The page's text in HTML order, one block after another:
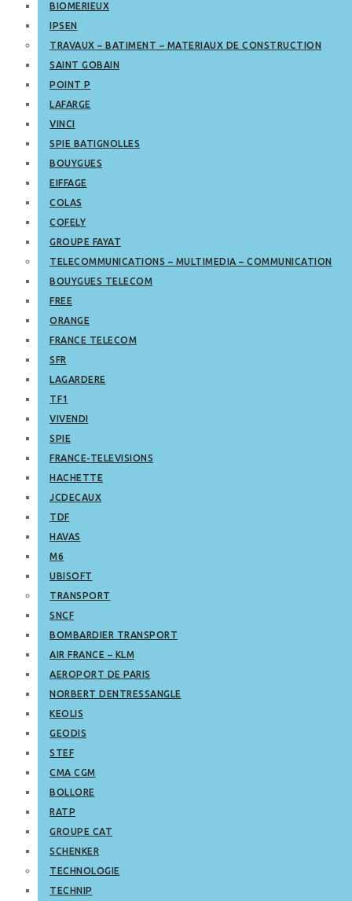
BIOMERIEUX
IPSEN
TRAVAUX – BATIMENT – MATERIAUX DE CONSTRUCTION
SAINT GOBAIN
POINT P
LAFARGE
VINCI
SPIE BATIGNOLLES
BOUYGUES
EIFFAGE
COLAS
COFELY
GROUPE FAYAT
TELECOMMUNICATIONS – MULTIMEDIA – COMMUNICATION
BOUYGUES TELECOM
FREE
ORANGE
FRANCE TELECOM
SFR
LAGARDERE
TF1
VIVENDI
SPIE
FRANCE-TELEVISIONS
HACHETTE
JCDECAUX
TDF
HAVAS
M6
UBISOFT
TRANSPORT
SNCF
BOMBARDIER TRANSPORT
AIR FRANCE – KLM
AEROPORT DE PARIS
NORBERT DENTRESSANGLE
KEOLIS
GEODIS
STEF
CMA CGM
BOLLORE
RATP
GROUPE CAT
SCHENKER
TECHNOLOGIE
TECHNIP